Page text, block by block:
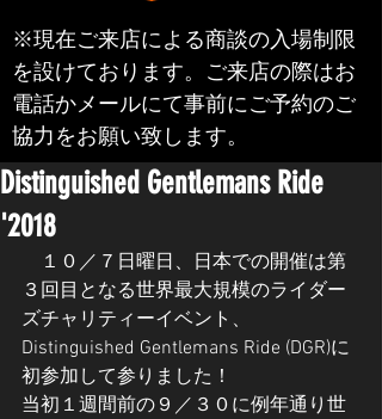
※現在ご来店による商談の入場制限
を設けております。ご来店の際はお
電話かメールにて事前にご予約のご
協力をお願い致します。
Distinguished Gentlemans Ride
'2018
１０／７日曜日、日本での開催は第
３回目となる世界最大規模のライダー
ズチャリティーイベント、
Distinguished Gentlemans Ride (DGR)に
初参加して参りました！
当初１週間前の９／３０に例年通り世